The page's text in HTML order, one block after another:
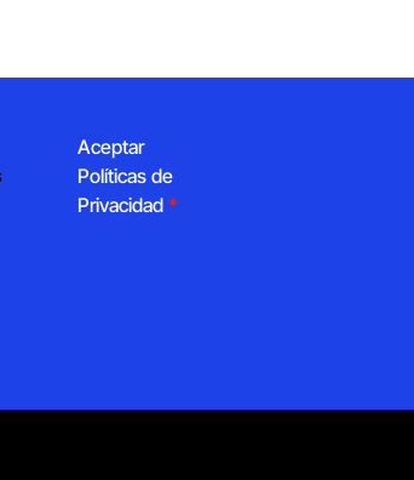
Aceptar
Políticas de
Privacidad *